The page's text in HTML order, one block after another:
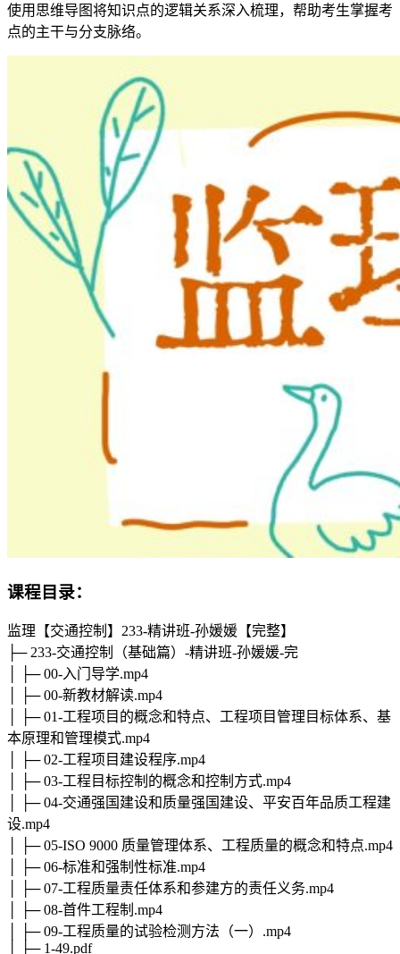
使用思维导图将知识点的逻辑关系深入梳理，帮助考生掌握考
点的主干与分支脉络。
课程目录：
监理【交通控制】233-精讲班-孙媛媛【完整】
├─ 233-交通控制（基础篇）-精讲班-孙媛媛-完
│ ├─ 00-入门导学.mp4
│ ├─ 00-新教材解读.mp4
│ ├─ 01-工程项目的概念和特点、工程项目管理目标体系、基
本原理和管理模式.mp4
│ ├─ 02-工程项目建设程序.mp4
│ ├─ 03-工程目标控制的概念和控制方式.mp4
│ ├─ 04-交通强国建设和质量强国建设、平安百年品质工程建
设.mp4
│ ├─ 05-ISO 9000 质量管理体系、工程质量的概念和特点.mp4
│ ├─ 06-标准和强制性标准.mp4
│ ├─ 07-工程质量责任体系和参建方的责任义务.mp4
│ ├─ 08-首件工程制.mp4
│ ├─ 09-工程质量的试验检测方法（一）.mp4
│ ├─ 1-49.pdf